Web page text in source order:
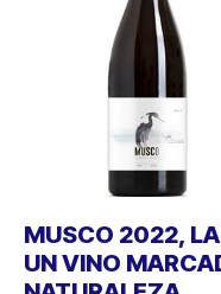
MUSCO 2022, LA
UN VINO